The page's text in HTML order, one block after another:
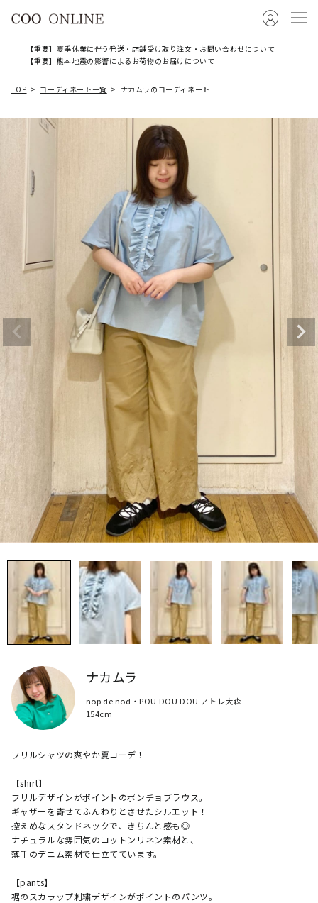
【重要】夏季休業に伴う発送・店舗受け取り注文・お問い合わせについて
【重要】熊本地震の影響によるお荷物のお届けについて
TOP コーディネート一覧 ナカムラのコーディネート
ナカムラ
nop de nod・POU DOU DOU アトレ大森
154cm
フリルシャツの爽やか夏コーデ！
【shirt】
フリルデザインがポイントのポンチョブラウス。
ギャザーを寄せてふんわりとさせたシルエット！
控えめなスタンドネックで、きちんと感も◎
ナチュラルな雰囲気のコットンリネン素材と、
薄手のデニム素材で仕立てています。
【pants】
裾のスカラップ刺繍デザインがポイントのパンツ。